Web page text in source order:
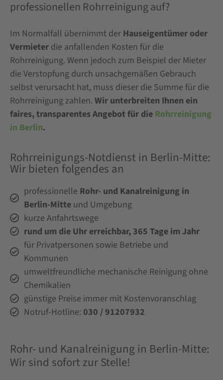
professionellen Rohrreinigung auf?
Im Normalfall übernimmt der Hauseigentümer oder
Vermieter die anfallenden Kosten für die
Rohrreinigung. Wenn jedoch zum Beispiel der Mieter
die Verstopfung durch unsachgemäßen Gebrauch
selbst verursacht hat, muss dieser die Summe für die
Rohrreinigung zahlen. Wir unterbreiten Ihnen ein
faires, transparentes Angebot für die Rohrreinigung
in Berlin.
Rohrreinigungs-Notdienst in Berlin-Mitte:
Wir bieten folgendes an
professionelle Rohr- und Kanalreinigung in
Berlin-Mitteund Umgebung
kurze Anfahrtswege
rund um die Uhr erreichbar, 365 Tage im Jahr
für Privatpersonen sowie Betriebe und
Kommunen
umweltfreundliche mechanische Reinigung ohne
Chemikalien
günstige Preise immer mit Kostenvoranschlag
Notruf-Hotline: 030 / 91207932
Rohr- und Kanalreinigung in Berlin-Mitte:
Wir sind sofort zur Stelle!